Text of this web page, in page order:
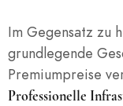
Im Gegensatz zu
grundlegende
Premiumpreise
Professionelle